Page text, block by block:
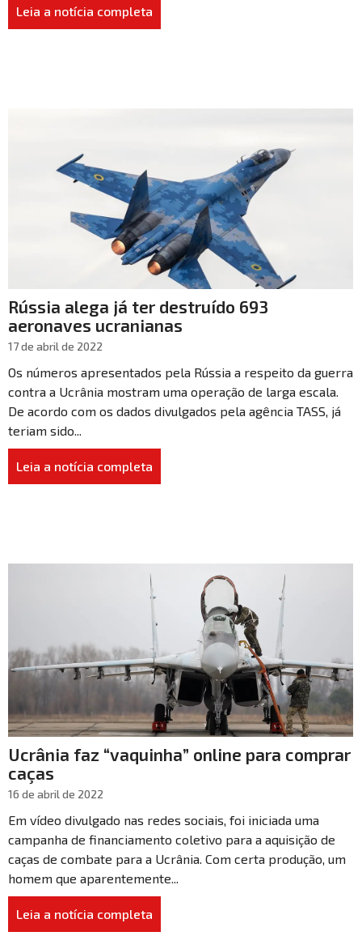
Leia a notícia completa
Rússia alega já ter destruído 693
aeronaves ucranianas
17 de abril de 2022
Os números apresentados pela Rússia a respeito da guerra
contra a Ucrânia mostram uma operação de larga escala.
De acordo com os dados divulgados pela agência TASS, já
teriam sido...
Leia a notícia completa
Ucrânia faz “vaquinha” online para comprar
caças
16 de abril de 2022
Em vídeo divulgado nas redes sociais, foi iniciada uma
campanha de financiamento coletivo para a aquisição de
caças de combate para a Ucrânia. Com certa produção, um
homem que aparentemente...
Leia a notícia completa